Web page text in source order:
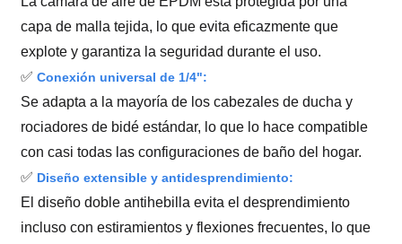
capa de malla tejida, lo que evita eficazmente que
explote y garantiza la seguridad durante el uso.
✅Conexión universal de 1/4":
Se adapta a la mayoría de los cabezales de ducha y
rociadores de bidé estándar, lo que lo hace compatible
con casi todas las configuraciones de baño del hogar.
✅ Diseño extensible y antidesprendimiento:
El diseño doble antihebilla evita el desprendimiento
incluso con estiramientos y flexiones frecuentes, lo que